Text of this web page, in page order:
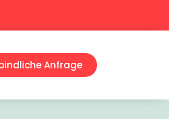
Anfrage